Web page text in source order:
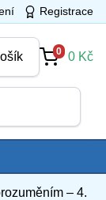
Registrace
0 0 Kč
– 4.